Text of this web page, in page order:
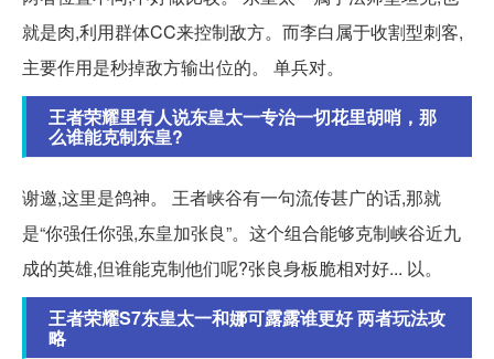
就是肉,利用群体CC来控制敌方。而李白属于收割型刺客,
主要作用是秒掉敌方输出位的。 单兵对。
王者荣耀里有人说东皇太一专治一切花里胡哨，那
么谁能克制东皇?
谢邀,这里是鸽神。 王者峡谷有一句流传甚广的话,那就
是“你强任你强,东皇加张良”。这个组合能够克制峡谷近九
成的英雄,但谁能克制他们呢?张良身板脆相对好... 以。
王者荣耀S7东皇太一和娜可露露谁更好 两者玩法攻
略